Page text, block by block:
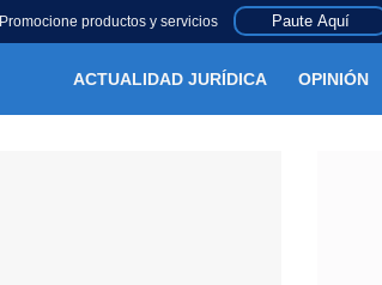
Promocione productos y servicios Paute Aquí
ACTUALIDAD JURÍDICA OPINIÓN